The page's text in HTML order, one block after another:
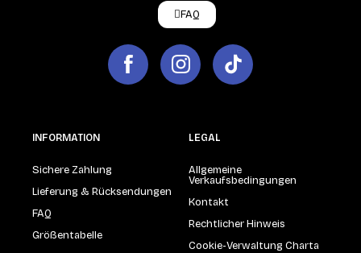
FAQ
INFORMATION
Sichere Zahlung
Lieferung & Rücksendungen
FAQ
Größentabelle
LEGAL
Allgemeine
Verkaufsbedingungen
Kontakt
Rechtlicher Hinweis
Cookie-Verwaltung Charta